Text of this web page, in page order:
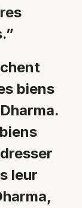
biens
leur